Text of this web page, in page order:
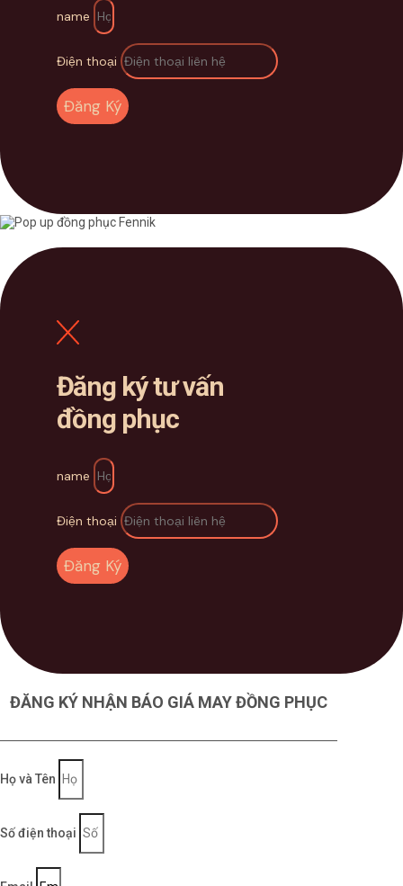
name
Điện thoại
Đăng Ký
Đăng ký tư vấn
đồng phục
name
Điện thoại
Đăng Ký
ĐĂNG KÝ NHẬN BÁO GIÁ MAY ĐỒNG PHỤC
Họ và Tên
Số điện thoại